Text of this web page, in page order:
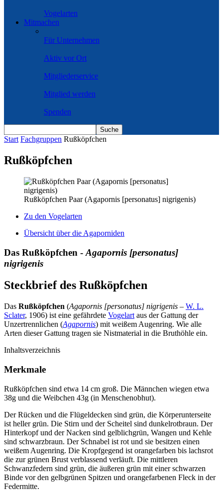
Vogelarten
Mitmachen
Für Unternehmen
Aktiv vor Ort
Mitgliederservice
Mitglied werden
Spenden
Start Fachgruppen Rußköpfchen
Rußköpfchen
Rußköpfchen Paar (Agapornis [personatus] nigrigenis)
Zu den Vogelarten
Übersicht über die Agaporniden
Das Rußköpfchen - Agapornis [personatus]
nigrigenis
Steckbrief des Rußköpfchen
Das Rußköpfchen (Agapornis [personatus] nigrigenis – W. L.
Sclater, 1906) ist eine gefährdete Vogelart aus der Gattung der
Unzertrennlichen (Agapornis) mit weißem Augenring. Wie alle
Arten dieser Gattung tragen sie Nistmaterial in die Bruthöhle ein.
Inhaltsverzeichnis
Merkmale
Rußköpfchen sind etwa 14 cm groß. Die Männchen wiegen etwa
38g und die Weibchen 43g (in Menschenobhut).
Der Rücken und die Flügeldecken sind grün, die Körperunterseite
ist heller grün. Die Stirn und der Scheitel sind dunkelrotbraun. Der
Hinterkopf und der Nacken sind gelblichgrün, Wangen und Kehle
sind schwarzbraun. Der Schnabel ist rot und sie besitzen einen
weißem Augenring. Die Kropfgegend ist orangefarben bis lachsrot
die zur grünen Brust verblassend verläuft. Die mittleren
Schwanzfedern sind grün, die äußeren grün mit einer schwarzen
Binde vor den gelbgrünen Spitzen und orangefarbenen Fleck in der
Federmitte.